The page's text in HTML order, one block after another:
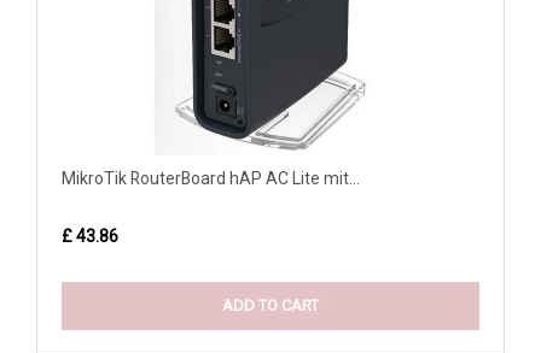
MikroTik RouterBoard hAP AC Lite mit...
£ 43.86
ADD TO CART